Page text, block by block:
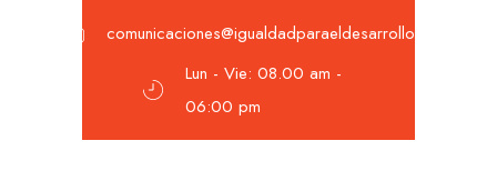
comunicaciones@igualdadparaeldesarrollo.org
Lun - Vie: 08.00 am -
06:00 pm